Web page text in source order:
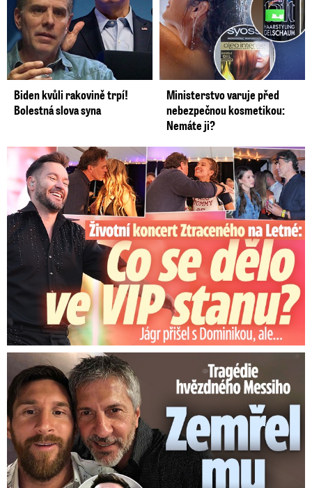
Biden kvůli rakovině trpí!
Bolestná slova syna
Ministerstvo varuje před
nebezpečnou kosmetikou:
Nemáte ji?
Koncert Ztraceného na Letné: Jágr přišel s Dominikou, ale...
Tragédie hvězdného Messiho: Zemřel mu táta (†68)!